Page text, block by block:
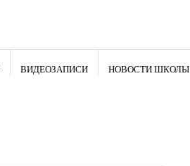
ВИДЕОЗАПИСИ НОВОСТИ ШКОЛЫ